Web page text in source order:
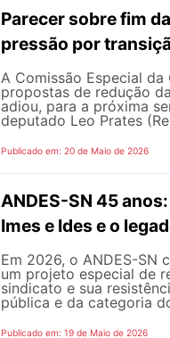
Parecer sobre fim
pressão por
A Comissão Especial
propostas de redução
adiou, para a próxima
deputado Leo Prates
Publicado em: 20 de Maio de 2026
ANDES-SN 45
Imes e Ides e o
Em 2026, o ANDES-SN
um projeto especial de
sindicato e sua
pública e da categoria
Publicado em: 19 de Maio de 2026